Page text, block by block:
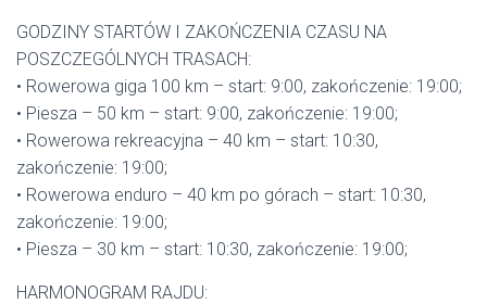
GODZINY STARTÓW I ZAKOŃCZENIA CZASU NA
POSZCZEGÓLNYCH TRASACH:
• Rowerowa giga 100 km – start: 9:00, zakończenie: 19:00;
• Piesza – 50 km – start: 9:00, zakończenie: 19:00;
• Rowerowa rekreacyjna – 40 km – start: 10:30,
zakończenie: 19:00;
• Rowerowa enduro – 40 km po górach – start: 10:30,
zakończenie: 19:00;
• Piesza – 30 km – start: 10:30, zakończenie: 19:00;
HARMONOGRAM RAJDU: